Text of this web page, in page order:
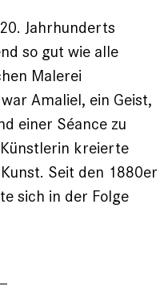
Jahrhunderts
so gut wie alle
Malerei
Amaliel, ein Geist,
einer Séance zu
kreierte
Seit den 1880er
sich in der Folge